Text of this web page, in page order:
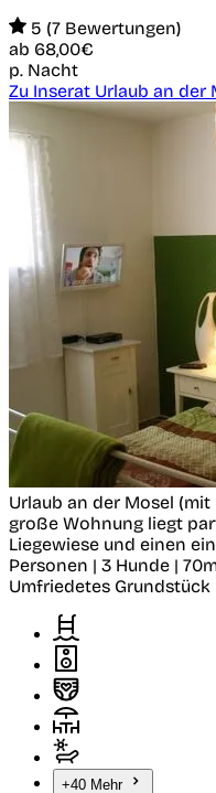
5 (7 Bewertungen)
ab 68,00€
p. Nacht
Zu Inserat Urlaub an der
Urlaub an der Mosel (mit
große Wohnung liegt
Liegewiese und einen
Personen | 3 Hunde |
Umfriedetes Grundstück
+40 Mehr